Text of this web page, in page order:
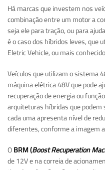
Há marcas que investem nos
combinação entre um motor a
seja ele para tração, ou para
é o caso dos híbridos leves, que
Eletric Vehicle, ou mais
Veículos que utilizam o sistema
máquina elétrica 48V que pode
recuperação de energia ou
arquiteturas híbridas que podem
cada uma apresenta nível de
diferentes, conforme a imagem
OBRM (Boost Recuperation
de 12V e na correia de